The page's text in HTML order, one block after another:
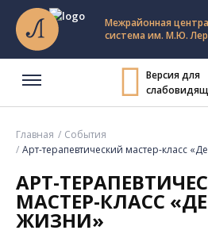
Межрайонная
система им. М.Ю.
Версия для
Главная
События
Арт-терапевтический мастер-класс
АРТ-
МАСТЕР-КЛАСС
ЖИЗНИ»